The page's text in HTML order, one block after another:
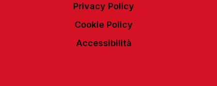
Privacy Policy
Cookie Policy
Accessibilità